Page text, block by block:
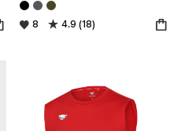
8 4.9 (18)